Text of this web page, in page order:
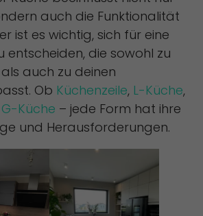
auch die Funktionalität
ist es wichtig, sich für eine
entscheiden, die sowohl zu
auch zu deinen
Ob Küchenzeile, L-Küche,
G-Küche – jede Form hat ihre
und Herausforderungen.